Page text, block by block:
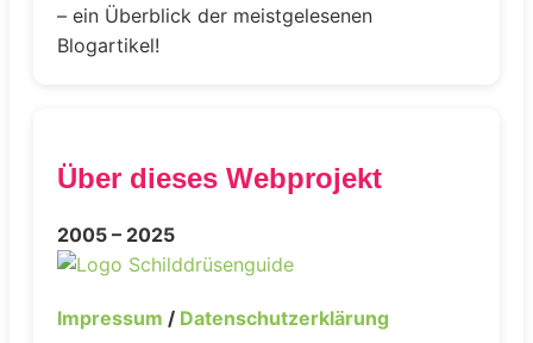
– ein Überblick der meistgelesenen
Blogartikel!
Über dieses Webprojekt
2005 – 2025
Impressum / Datenschutzerklärung